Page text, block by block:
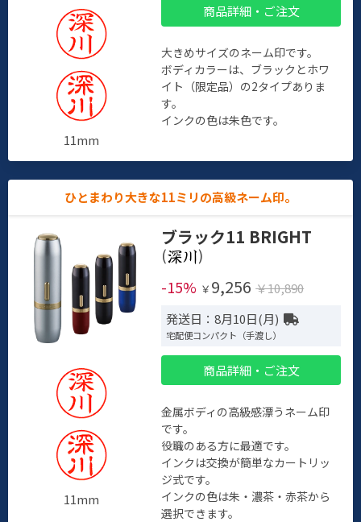
11mm
商品詳細・ご注文
大きめサイズのネーム印です。
ボディカラーは、ブラックとホワ
イト（限定品）の2タイプありま
す。
インクの色は朱色です。
ひとまわり大きな11ミリの高級ネーム印。
11mm
ブラック11 BRIGHT
(
)
-15% ￥ 9,256 ￥10,890
発送日：8月10日(月)
宅配便コンパクト（手渡し）
商品詳細・ご注文
金属ボディの高級感漂うネーム印
です。
役職のある方に最適です。
インクは交換が簡単なカートリッ
ジ式です。
インクの色は朱・濃茶・赤茶から
選択できます。